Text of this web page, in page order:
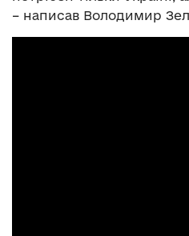
– написав Володимир